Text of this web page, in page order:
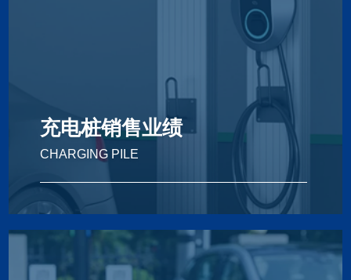
充电桩销售业绩
CHARGING PILE
Charging Pile